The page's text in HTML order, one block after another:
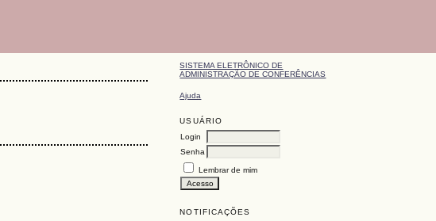
SISTEMA ELETRÔNICO DE
ADMINISTRAÇÃO DE CONFERÊNCIAS
Ajuda
USUÁRIO
Login
Senha
Lembrar de mim
NOTIFICAÇÕES